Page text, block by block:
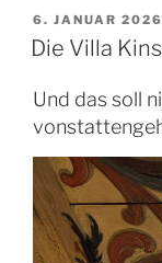
AM
6. JANUAR 2026
Die Villa
Und das soll